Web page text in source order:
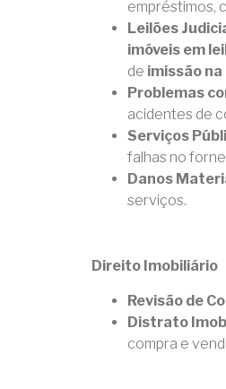
empréstimos,
Leilões
imóveis em
de imissão na
Problemas
acidentes de
Serviços
falhas no
Danos
serviços.
Direito Imobiliário
Revisão de
Distrato
compra e